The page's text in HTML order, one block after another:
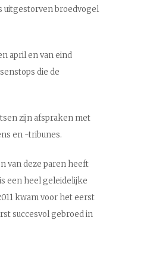
uitgestorven broedvogel
april en van eind
die de
zijn afspraken met
en -tribunes.
van deze paren heeft
een heel geleidelijke
kwam voor het eerst
succesvol gebroed in